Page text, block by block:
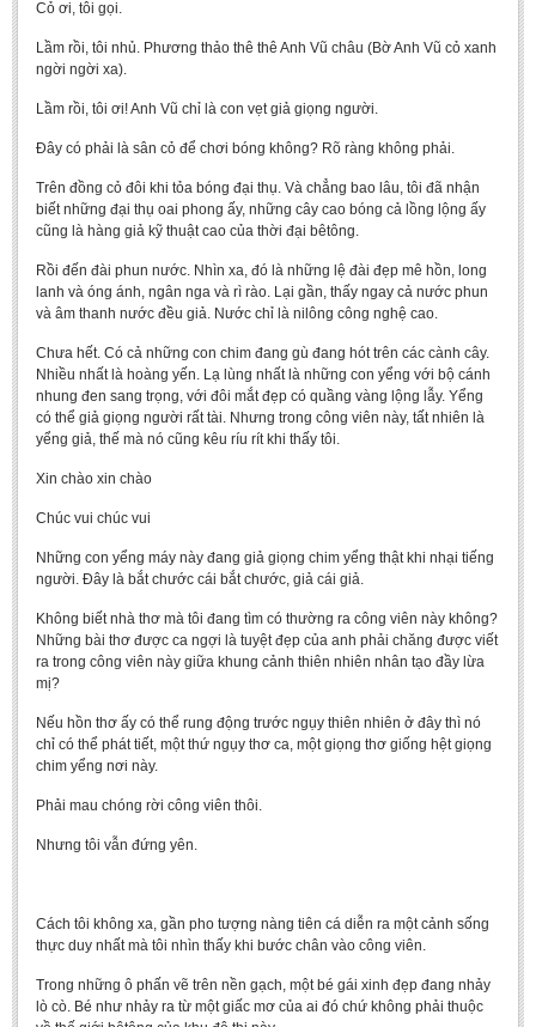
Cỏ ơi, tôi gọi.
Lầm rồi, tôi nhủ. Phương thảo thê thê Anh Vũ châu (Bờ Anh Vũ cỏ xanh
ngời ngời xa).
Lầm rồi, tôi ơi! Anh Vũ chỉ là con vẹt giả giọng người.
Đây có phải là sân cỏ để chơi bóng không? Rõ ràng không phải.
Trên đồng cỏ đôi khi tỏa bóng đại thụ. Và chẳng bao lâu, tôi đã nhận
biết những đại thụ oai phong ấy, những cây cao bóng cả lồng lộng ấy
cũng là hàng giả kỹ thuật cao của thời đại bêtông.
Rồi đến đài phun nước. Nhìn xa, đó là những lệ đài đẹp mê hồn, long
lanh và óng ánh, ngân nga và rì rào. Lại gần, thấy ngay cả nước phun
và âm thanh nước đều giả. Nước chỉ là nilông công nghệ cao.
Chưa hết. Có cả những con chim đang gù đang hót trên các cành cây.
Nhiều nhất là hoàng yến. Lạ lùng nhất là những con yểng với bộ cánh
nhung đen sang trọng, với đôi mắt đẹp có quầng vàng lộng lẫy. Yểng
có thể giả giọng người rất tài. Nhưng trong công viên này, tất nhiên là
yểng giả, thế mà nó cũng kêu ríu rít khi thấy tôi.
Xin chào xin chào
Chúc vui chúc vui
Những con yểng máy này đang giả giọng chim yểng thật khi nhại tiếng
người. Đây là bắt chước cái bắt chước, giả cái giả.
Không biết nhà thơ mà tôi đang tìm có thường ra công viên này không?
Những bài thơ được ca ngợi là tuyệt đẹp của anh phải chăng được viết
ra trong công viên này giữa khung cảnh thiên nhiên nhân tạo đầy lừa
mị?
Nếu hồn thơ ấy có thể rung động trước ngụy thiên nhiên ở đây thì nó
chỉ có thể phát tiết, một thứ ngụy thơ ca, một giọng thơ giống hệt giọng
chim yểng nơi này.
Phải mau chóng rời công viên thôi.
Nhưng tôi vẫn đứng yên.
Cách tôi không xa, gần pho tượng nàng tiên cá diễn ra một cảnh sống
thực duy nhất mà tôi nhìn thấy khi bước chân vào công viên.
Trong những ô phấn vẽ trên nền gạch, một bé gái xinh đẹp đang nhảy
lò cò. Bé như nhảy ra từ một giấc mơ của ai đó chứ không phải thuộc